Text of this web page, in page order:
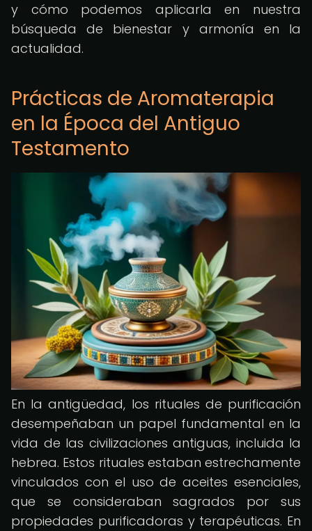
y cómo podemos aplicarla en nuestra
búsqueda de bienestar y armonía en la
actualidad.
Prácticas de Aromaterapia
en la Época del Antiguo
Testamento
En la antigüedad, los rituales de purificación
desempeñaban un papel fundamental en la
vida de las civilizaciones antiguas, incluida la
hebrea. Estos rituales estaban estrechamente
vinculados con el uso de aceites esenciales,
que se consideraban sagrados por sus
propiedades purificadoras y terapéuticas. En